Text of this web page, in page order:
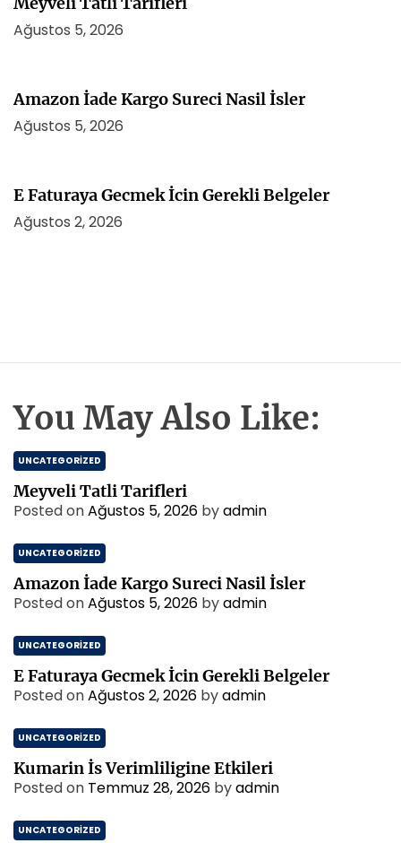
Ağustos 5, 2026
Amazon İade Kargo Sureci Nasil İsler
Ağustos 5, 2026
E Faturaya Gecmek İcin Gerekli Belgeler
Ağustos 2, 2026
You May Also Like:
UNCATEGORIZED
Meyveli Tatli Tarifleri
Posted onAğustos 5, 2026 byadmin
UNCATEGORIZED
Amazon İade Kargo Sureci Nasil İsler
Posted onAğustos 5, 2026 byadmin
UNCATEGORIZED
E Faturaya Gecmek İcin Gerekli Belgeler
Posted onAğustos 2, 2026 byadmin
UNCATEGORIZED
Kumarin İs Verimliligine Etkileri
Posted on Temmuz 28, 2026 byadmin
UNCATEGORIZED